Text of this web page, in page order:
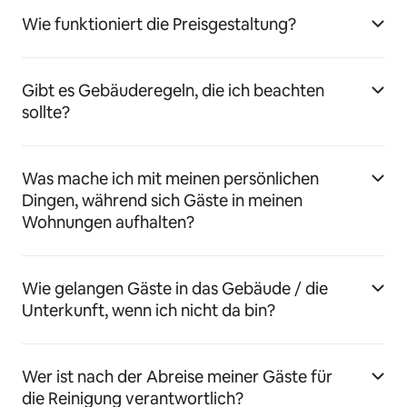
Wie funktioniert die Preisgestaltung?
Gibt es Gebäuderegeln, die ich beachten
sollte?
Was mache ich mit meinen persönlichen
Dingen, während sich Gäste in meinen
Wohnungen aufhalten?
Wie gelangen Gäste in das Gebäude / die
Unterkunft, wenn ich nicht da bin?
Wer ist nach der Abreise meiner Gäste für
die Reinigung verantwortlich?